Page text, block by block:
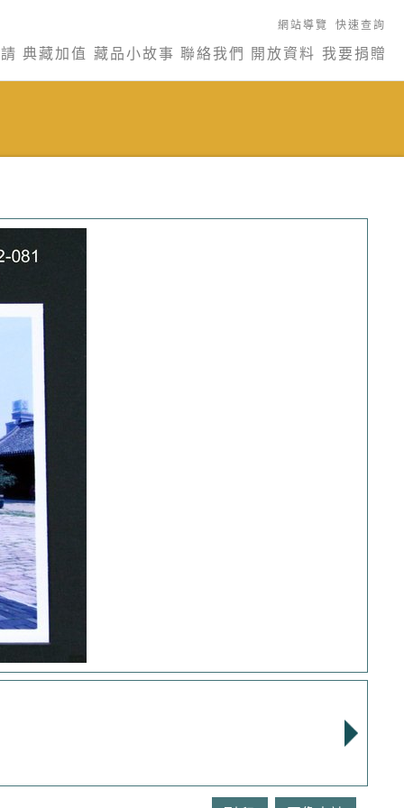
網站導覽 快速查詢
典藏加值 藏品小故事 聯絡我們 開放資料 我要捐贈